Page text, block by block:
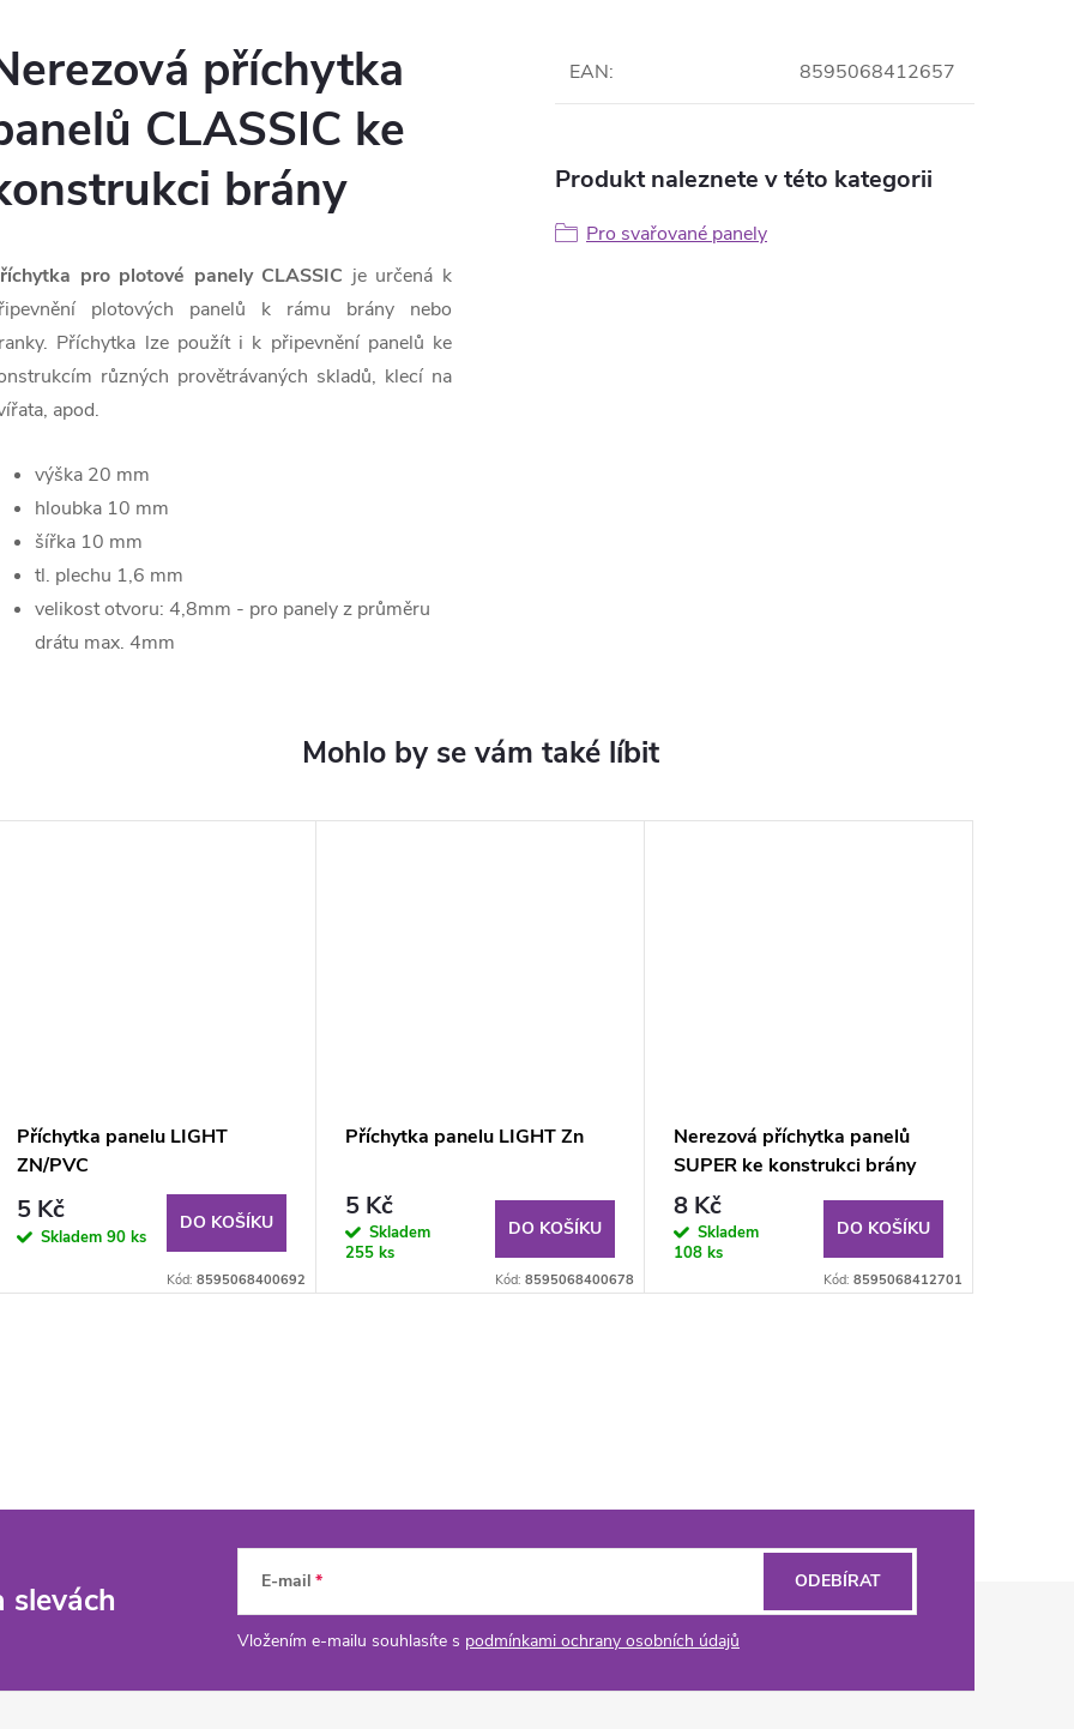
příchytka
CLASSIC ke
brány
pro plotové panely CLASSIC je určená k
plotových panelů k rámu brány nebo
Příchytka lze použít i k připevnění panelů ke
různých provětrávaných skladů, klecí na
apod.
výška 20 mm
hloubka 10 mm
šířka 10 mm
tl. plechu 1,6 mm
velikost otvoru: 4,8mm - pro panely z průměru
drátu max. 4mm
EAN: 8595068412657
Produkt naleznete v této kategorii
Pro svařované panely
Příchytka panelu LIGHT
ZN/PVC
5 Kč
Skladem 90 ks
DO KOŠÍKU
Kód: 8595068400692
Příchytka panelu LIGHT Zn
5 Kč
Skladem
255 ks
DO KOŠÍKU
Kód: 8595068400678
Nerezová příchytka panelů
SUPER ke konstrukci brány
8 Kč
Skladem
108 ks
DO KOŠÍKU
Kód: 8595068412701
slevách E-mail
Vložením e-mailu souhlasíte s podmínkami ochrany osobních údajů
ODEBÍRAT